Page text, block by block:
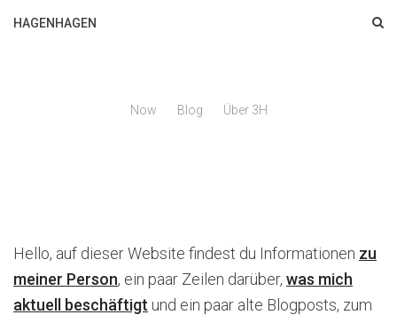
HAGENHAGEN
Now Blog Über 3H
Hello, auf dieser Website findest du Informationen zu
meiner Person, ein paar Zeilen darüber, was mich
aktuell beschäftigt und ein paar alte Blogposts, zum